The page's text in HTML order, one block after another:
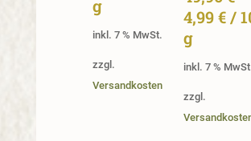
g
inkl. 7 % MwSt.
zzgl.
Versandkosten
4,99€/
g
inkl. 7 %
zzgl.